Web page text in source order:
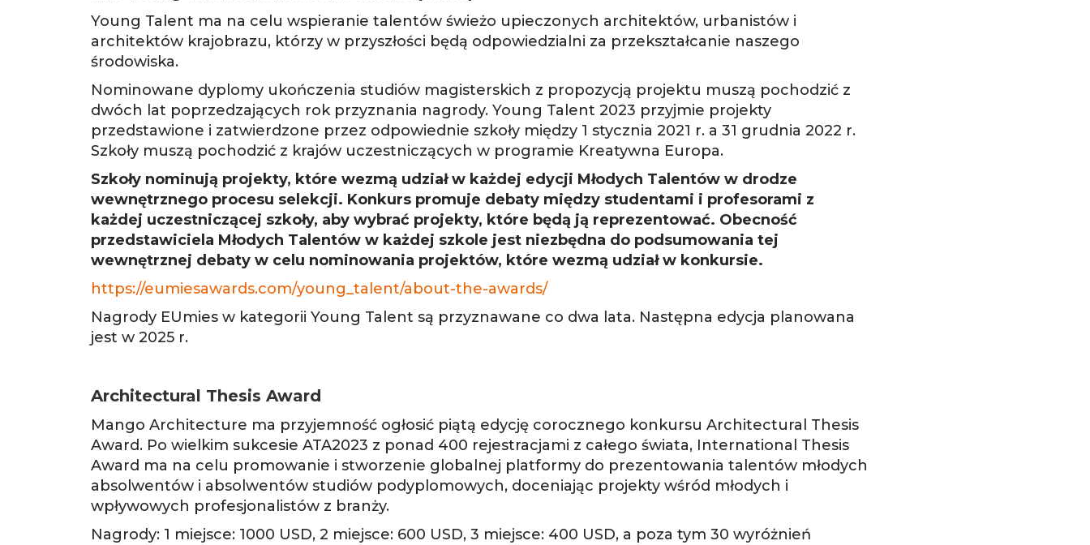
Young Talent ma na celu wspieranie talentów świeżo upieczonych architektów, urbanistów i
architektów krajobrazu, którzy w przyszłości będą odpowiedzialni za przekształcanie naszego
środowiska.
Nominowane dyplomy ukończenia studiów magisterskich z propozycją projektu muszą pochodzić z
dwóch lat poprzedzających rok przyznania nagrody. Young Talent 2023 przyjmie projekty
przedstawione i zatwierdzone przez odpowiednie szkoły między 1 stycznia 2021 r. a 31 grudnia 2022 r.
Szkoły muszą pochodzić z krajów uczestniczących w programie Kreatywna Europa.
Szkoły nominują projekty, które wezmą udział w każdej edycji Młodych Talentów w drodze
wewnętrznego procesu selekcji. Konkurs promuje debaty między studentami i profesorami z
każdej uczestniczącej szkoły, aby wybrać projekty, które będą ją reprezentować. Obecność
przedstawiciela Młodych Talentów w każdej szkole jest niezbędna do podsumowania tej
wewnętrznej debaty w celu nominowania projektów, które wezmą udział w konkursie.
https://eumiesawards.com/young_talent/about-the-awards/
Nagrody EUmies w kategorii Young Talent są przyznawane co dwa lata. Następna edycja planowana
jest w 2025 r.
Architectural Thesis Award
Mango Architecture ma przyjemność ogłosić piątą edycję corocznego konkursu Architectural Thesis
Award. Po wielkim sukcesie ATA2023 z ponad 400 rejestracjami z całego świata, International Thesis
Award ma na celu promowanie i stworzenie globalnej platformy do prezentowania talentów młodych
absolwentów i absolwentów studiów podyplomowych, doceniając projekty wśród młodych i
wpływowych profesjonalistów z branży.
Nagrody: 1 miejsce: 1000 USD, 2 miejsce: 600 USD, 3 miejsce: 400 USD, a poza tym 30 wyróżnień